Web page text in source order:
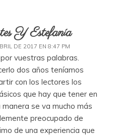
Y Estefanía
DE 2017 EN 8:47 PM
vuestras palabras.
dos años teníamos
con los lectores los
que hay que tener en
se va mucho más
preocupado de
de una experiencia que